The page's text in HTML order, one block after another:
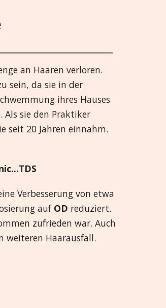
9 bis 13
14 bis 18
19 bis 21
हिन्दी
Deutsch
日本語
Español
Slovenski
తెలుగు
an Haaren verloren.
sein, da sie in der
ihres Hauses
sie den Praktiker
seit 20 Jahren einnahm.
Verbesserung von etwa
auf OD reduziert.
zufrieden war. Auch
weiteren Haarausfall.